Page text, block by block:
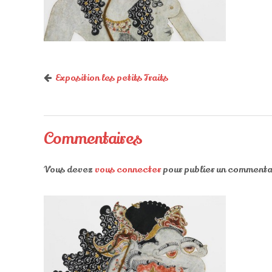
Exposition les petits Traits
Commentaires
Vous devez vous connecterpour publier un